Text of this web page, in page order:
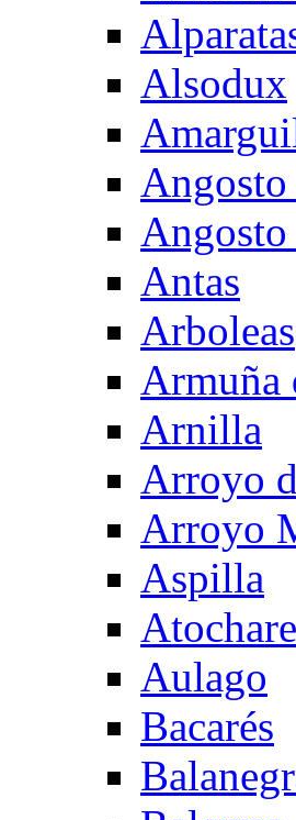
Alsodux
Antas
Arboleas
Armuña
Arnilla
Arroyo
Arroyo
Aspilla
Aulago
Bacarés